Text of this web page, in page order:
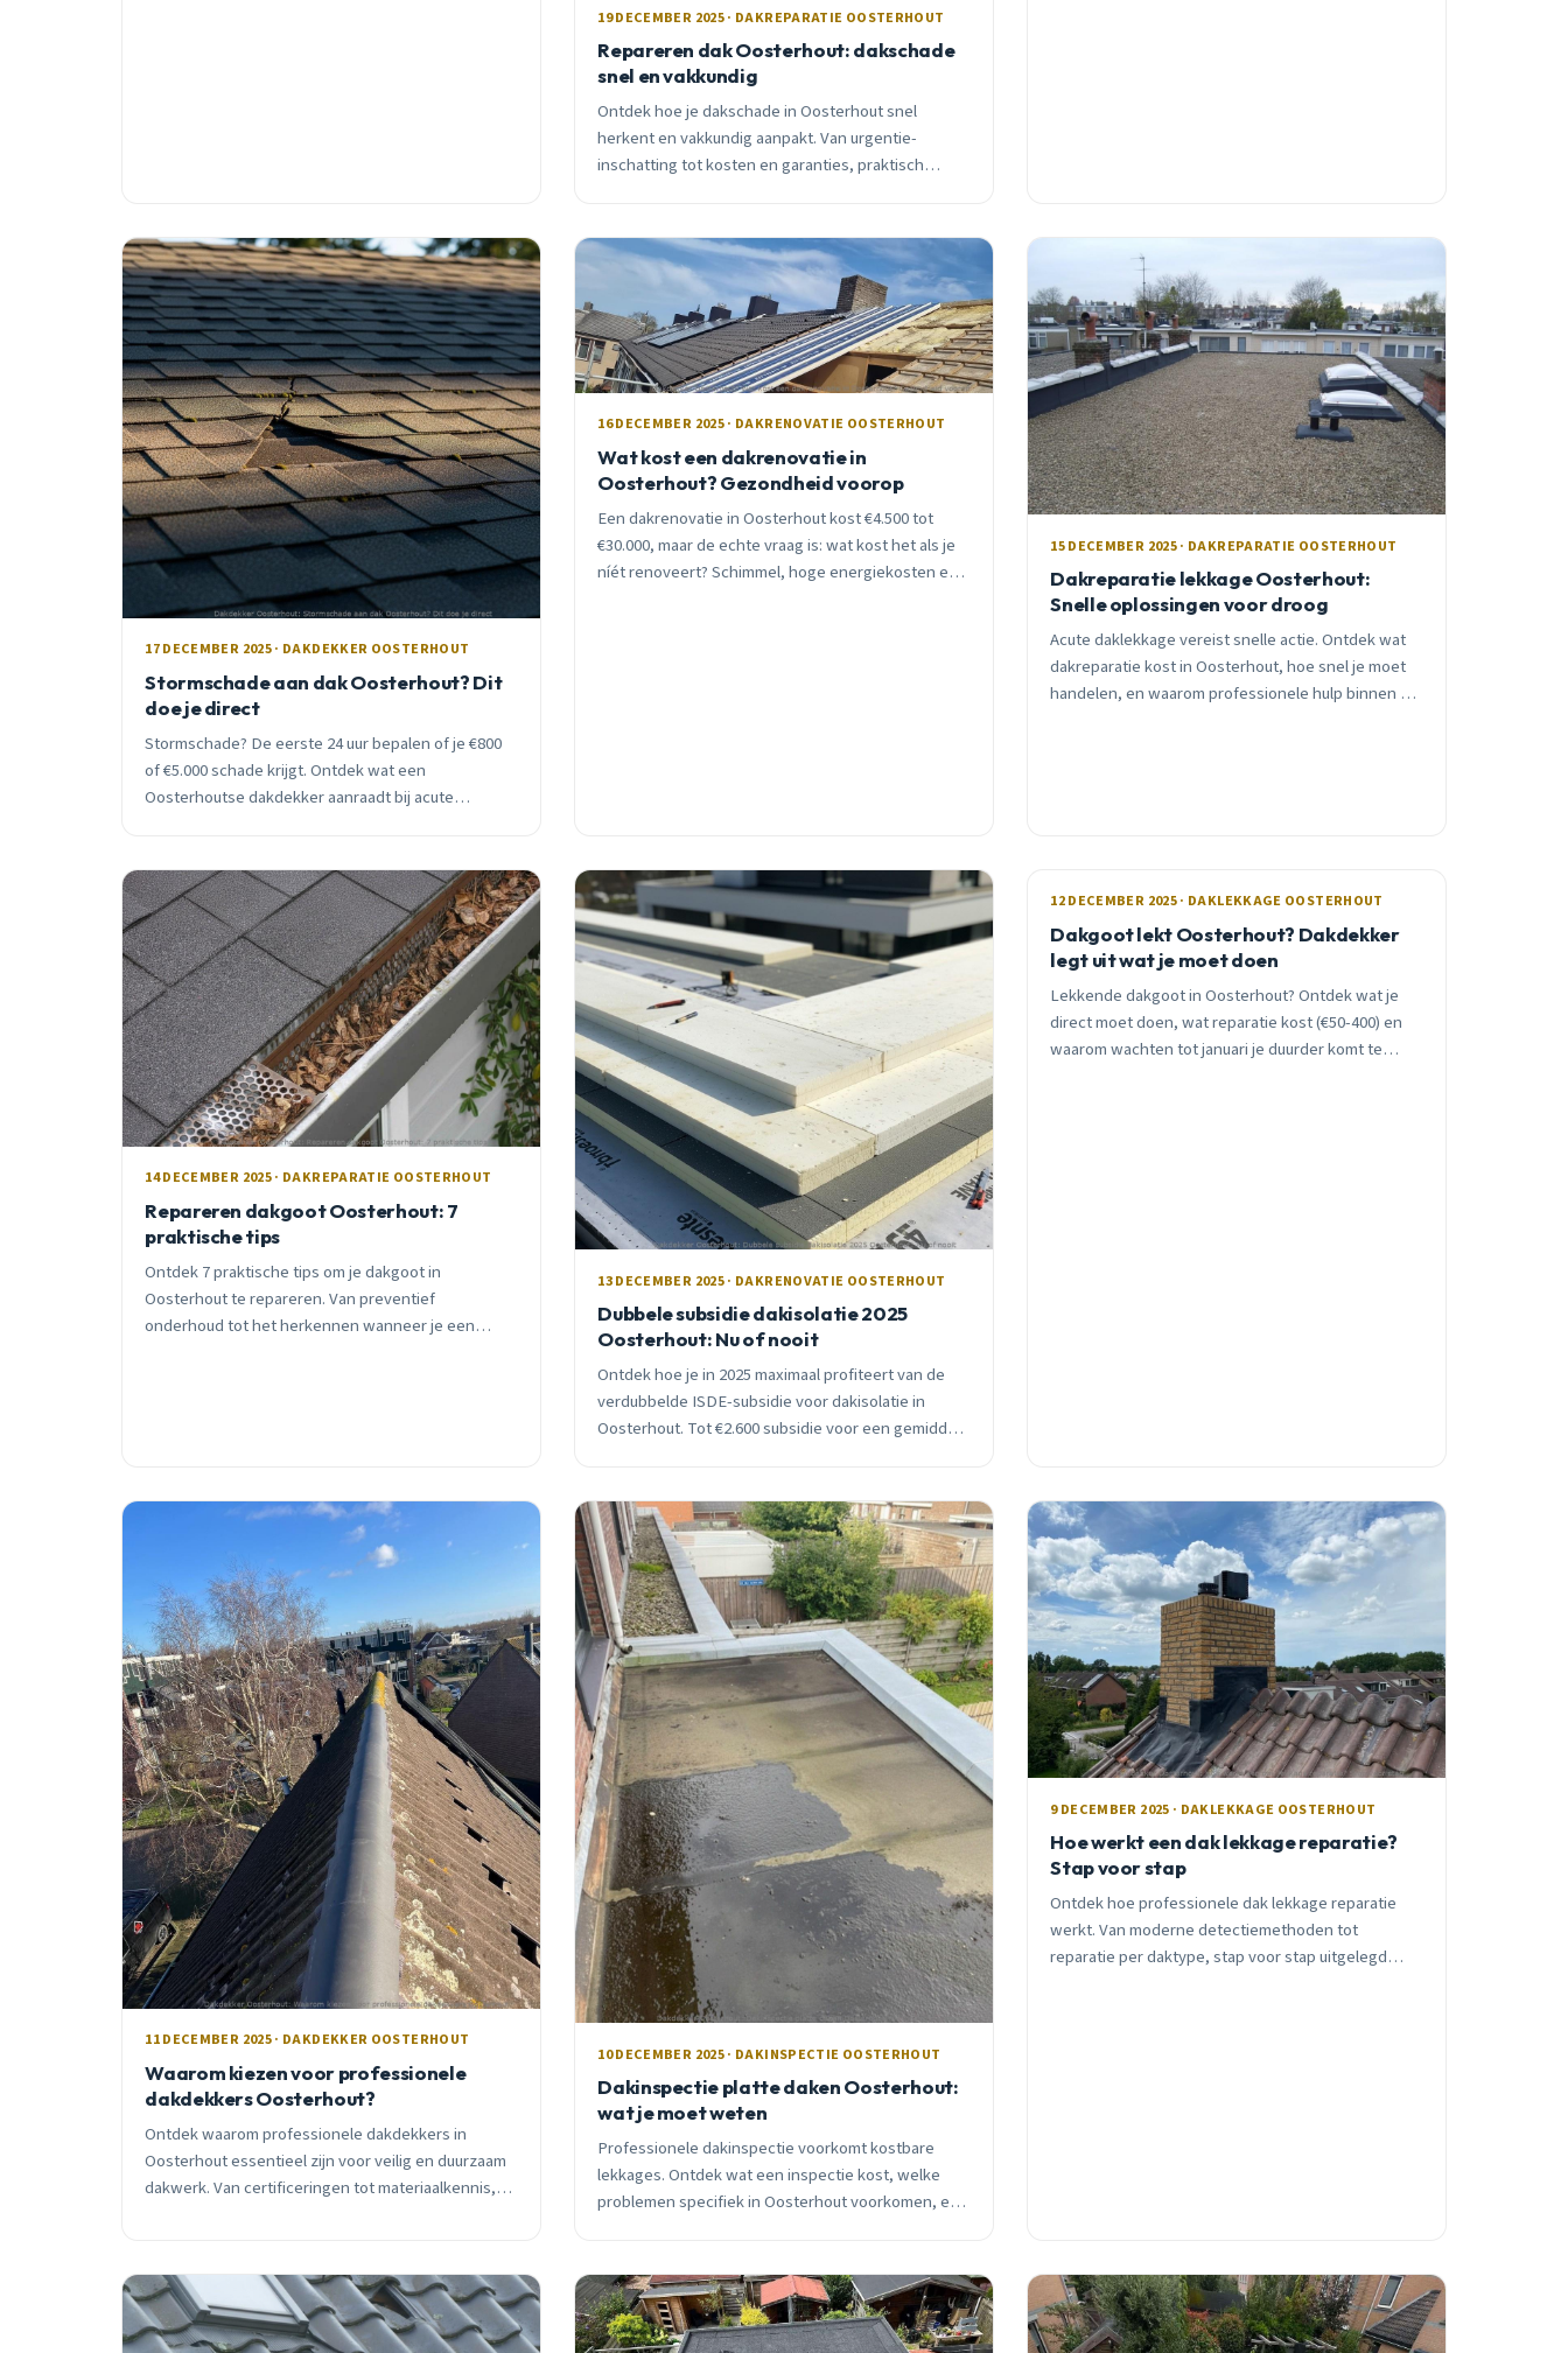
19 DECEMBER 2025 · DAKREPARATIE OOSTERHOUT
Repareren dak Oosterhout: dakschade
snel en vakkundig
Ontdek hoe je dakschade in Oosterhout snel
herkent en vakkundig aanpakt. Van urgentie-
inschatting tot kosten en garanties, praktisch
17 DECEMBER 2025 · DAKDEKKER OOSTERHOUT
Stormschade aan dak Oosterhout? Dit
doe je direct
Stormschade? De eerste 24 uur bepalen of je €800
of €5.000 schade krijgt. Ontdek wat een
Oosterhoutse dakdekker aanraadt bij acute
16 DECEMBER 2025 · DAKRENOVATIE OOSTERHOUT
Wat kost een dakrenovatie in
Oosterhout? Gezondheid voorop
Een dakrenovatie in Oosterhout kost €4.500 tot
€30.000, maar de echte vraag is: wat kost het als je
níét renoveert? Schimmel, hoge energiekosten en
15 DECEMBER 2025 · DAKREPARATIE OOSTERHOUT
Dakreparatie lekkage Oosterhout:
Snelle oplossingen voor droog
Acute daklekkage vereist snelle actie. Ontdek wat
dakreparatie kost in Oosterhout, hoe snel je moet
handelen, en waarom professionele hulp binnen 24
14 DECEMBER 2025 · DAKREPARATIE OOSTERHOUT
Repareren dakgoot Oosterhout: 7
praktische tips
Ontdek 7 praktische tips om je dakgoot in
Oosterhout te repareren. Van preventief
onderhoud tot het herkennen wanneer je een
13 DECEMBER 2025 · DAKRENOVATIE OOSTERHOUT
Dubbele subsidie dakisolatie 2025
Oosterhout: Nu of nooit
Ontdek hoe je in 2025 maximaal profiteert van de
verdubbelde ISDE-subsidie voor dakisolatie in
Oosterhout. Tot €2.600 subsidie voor een gemiddeld
12 DECEMBER 2025 · DAKLEKKAGE OOSTERHOUT
Dakgoot lekt Oosterhout? Dakdekker
legt uit wat je moet doen
Lekkende dakgoot in Oosterhout? Ontdek wat je
direct moet doen, wat reparatie kost (€50-400) en
waarom wachten tot januari je duurder komt te
11 DECEMBER 2025 · DAKDEKKER OOSTERHOUT
Waarom kiezen voor professionele
dakdekkers Oosterhout?
Ontdek waarom professionele dakdekkers in
Oosterhout essentieel zijn voor veilig en duurzaam
dakwerk. Van certificeringen tot materiaalkennis,
10 DECEMBER 2025 · DAKINSPECTIE OOSTERHOUT
Dakinspectie platte daken Oosterhout:
wat je moet weten
Professionele dakinspectie voorkomt kostbare
lekkages. Ontdek wat een inspectie kost, welke
problemen specifiek in Oosterhout voorkomen, en
9 DECEMBER 2025 · DAKLEKKAGE OOSTERHOUT
Hoe werkt een dak lekkage reparatie?
Stap voor stap
Ontdek hoe professionele dak lekkage reparatie
werkt. Van moderne detectiemethoden tot
reparatie per daktype, stap voor stap uitgelegd